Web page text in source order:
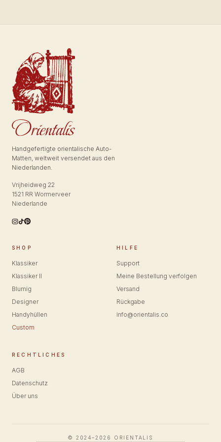
Handgefertigte orientalische Auto-
Matten, weltweit versendet aus den
Niederlanden.
Vrijheidweg 22
1521 RR Wormerveer
Niederlande
SHOP
Klassiker
Klassiker II
Blumig
Designer
Handyhüllen
Custom
HILFE
Support
Meine Bestellung verfolgen
Versand
Rückgabe
info@orientalis.co
RECHTLICHES
AGB
Datenschutz
Über uns
© 2024–2026 ORIENTALIS